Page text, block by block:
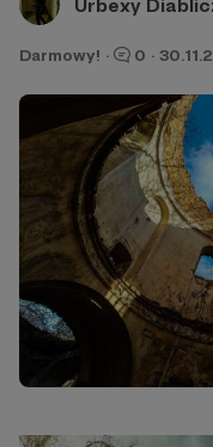
Urbexy
Darmowy! · 0 ·